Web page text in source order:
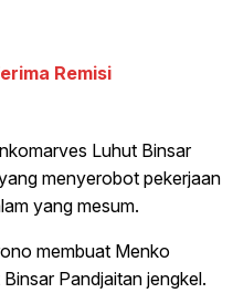
Remisi
Luhut Binsar
menyerobot pekerjaan
yang mesum.
membuat Menko
Pandjaitan jengkel.